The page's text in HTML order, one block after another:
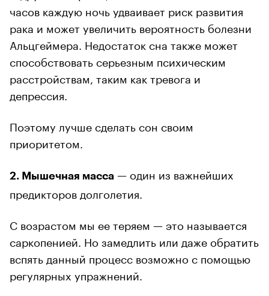
часов каждую ночь удваивает риск развития
рака и может увеличить вероятность болезни
Альцгеймера. Недостаток сна также может
способствовать серьезным психическим
расстройствам, таким как тревога и
депрессия.
Поэтому лучше сделать сон своим
приоритетом.
2. Мышечная масса — один из важнейших
предикторов долголетия.
С возрастом мы ее теряем — это называется
саркопенией. Но замедлить или даже обратить
вспять данный процесс возможно с помощью
регулярных упражнений.